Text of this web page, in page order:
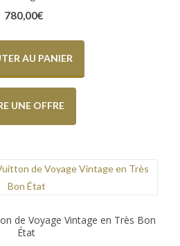
780,00€
AU PANIER
UNE OFFRE
de Voyage Vintage en Très Bon
État